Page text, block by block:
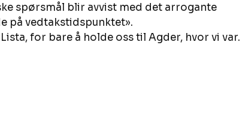
spørsmål blir avvist med det arrogante
på vedtakstidspunktet».
for bare å holde oss til Agder, hvor vi var.